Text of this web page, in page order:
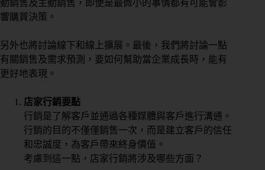
動銷售及主動銷售，即便是最微小的事情都有可能會影
響購買決策。
另外也將討論線下和線上擴展。最後，我們將討論一點
有關銷售及需求預測，要如何幫助當企業成長時，能有
更好地表現。
店家行銷要點
行銷是了解客戶並通過各種媒體與客戶進行溝通。
行銷的目的不僅僅銷售一次，而是建立客戶的信任
和忠誠度，為客戶帶來終身價值。
考慮到這一點，店家行銷將涉及哪些方面？